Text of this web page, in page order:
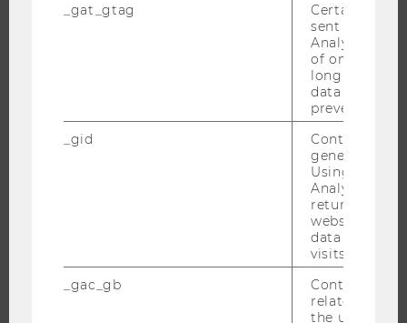
EVENTS ARCHIV
JOBS MIT WU-STUDIUM
_gat_gtag
Certain data
sent to
Analytics a
of once per
long as it is
data
prevented.
_gid
Contains a
generated
Using this
Analytics can
returning
website and
data from
visits.
_gac_gb
Contains
related
the user. If